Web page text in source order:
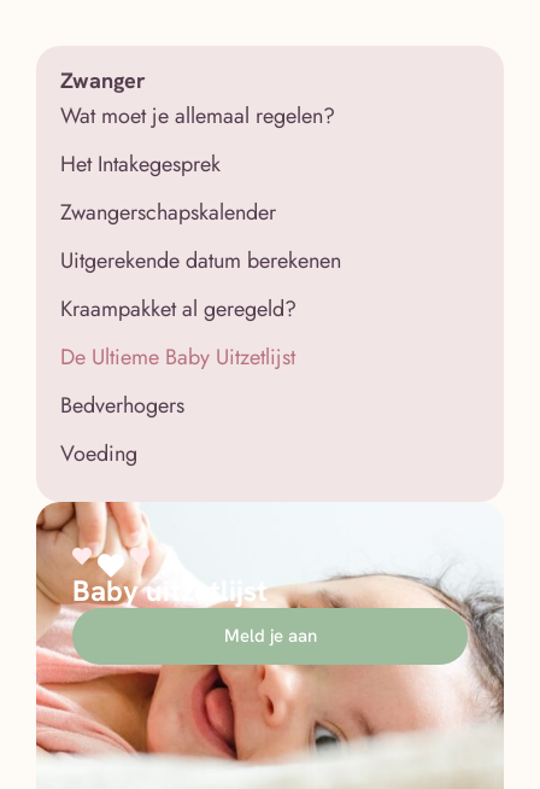
Zwanger
Wat moet je allemaal regelen?
Het Intakegesprek
Zwangerschapskalender
Uitgerekende datum berekenen
Kraampakket al geregeld?
De Ultieme Baby Uitzetlijst
Bedverhogers
Voeding
Baby uitzetlijst
Meld je aan